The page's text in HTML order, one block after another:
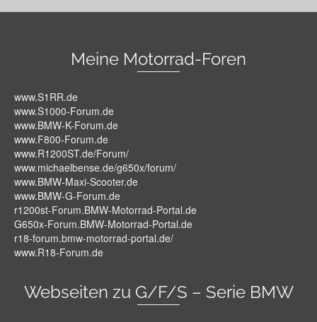
Meine Motorrad-Foren
www.S1RR.de
www.S1000-Forum.de
www.BMW-K-Forum.de
www.F800-Forum.de
www.R1200ST.de/Forum/
www.michaelbense.de/g650x/forum/
www.BMW-Maxi-Scooter.de
www.BMW-G-Forum.de
r1200st-Forum.BMW-Motorrad-Portal.de
G650x-Forum.BMW-Motorrad-Portal.de
r18-forum.bmw-motorrad-portal.de/
www.R18-Forum.de
Webseiten zu G/F/S – Serie BMW